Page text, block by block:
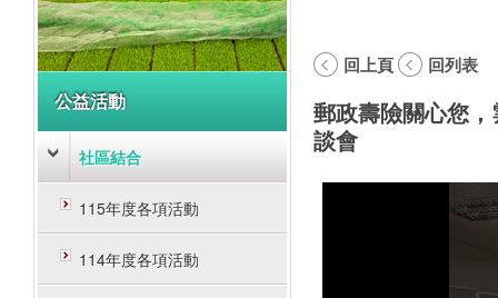
公益活動
社區結合
115年度各項活動
114年度各項活動
回上頁 回列表
郵政壽險關心您
談會